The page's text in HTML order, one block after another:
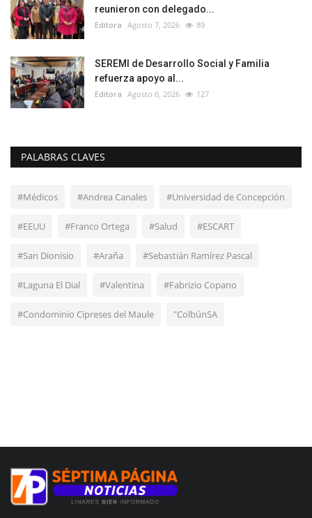
reunieron con delegado...
Editora Agosto 7, 2026 89
SEREMI de Desarrollo Social y Familia
refuerza apoyo al...
Editora Agosto 6, 2026 127
PALABRAS CLAVES
#Médicos #Andrea Canales #Universidad de Concepción
#EEUU #Franco Ortega #Salud #ESCART
#San Dionisio #Araña #Sebastián Ramírez Pascal
#Laguna El Dial #Valentina #Fabrizio Copano
#Condominio Cipreses del Maule "ColbúnSA